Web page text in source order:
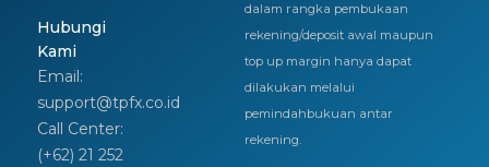
Hubungi
Kami
Email:
support@tpfx.co.id
Call Center:
(+62) 21 252
dalam rangka pembukaan
rekening/deposit awal maupun
top up margin hanya dapat
dilakukan melalui
pemindahbukuan antar
rekening.